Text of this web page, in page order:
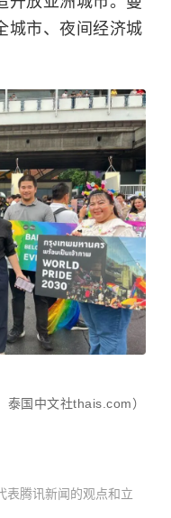
城市、夜间经济城
泰国中文社thais.com）
表腾讯新闻的观点和立